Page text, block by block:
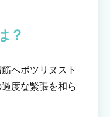
？
へボツリヌスト
度な緊張を和ら